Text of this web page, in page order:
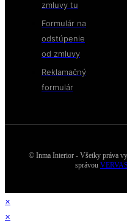
zmluvy tu
Formulár na
odstúpenie
od zmluvy
Reklamačný
formulár
© Inma Interior - Všetky práva
správou
×
×